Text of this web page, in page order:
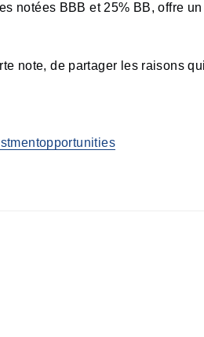
notées BBB et 25% BB, offre
note, de partager les raisons